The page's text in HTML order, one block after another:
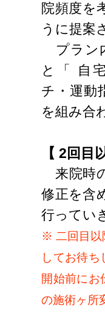
院頻度を
うに提案
プラン
と「 自
チ・運動
を組み合
【 2回目
来院時
修正を含
行ってい
※ 二回目以
してお待ち
開始前にお
の施術ヶ所